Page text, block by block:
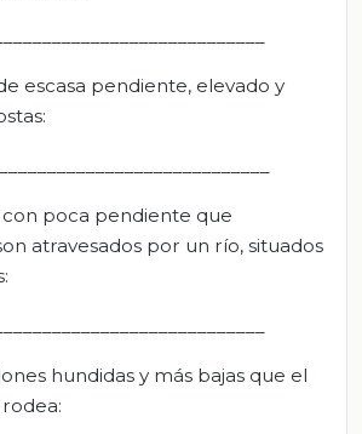
escasa pendiente, elevado y
con poca pendiente que
atravesados por un río, situados
hundidas y más bajas que el